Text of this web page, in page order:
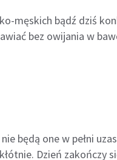
męskich bądź dziś
bez owijania w
będą one w pełni
Dzień zakończy